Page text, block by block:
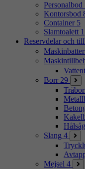
Personalbod
Kontorsbod
Container 5
Slamtoalett 1
Reservdelar och
Borr 29
Hålsåg
Slang 4
Mejsel 4